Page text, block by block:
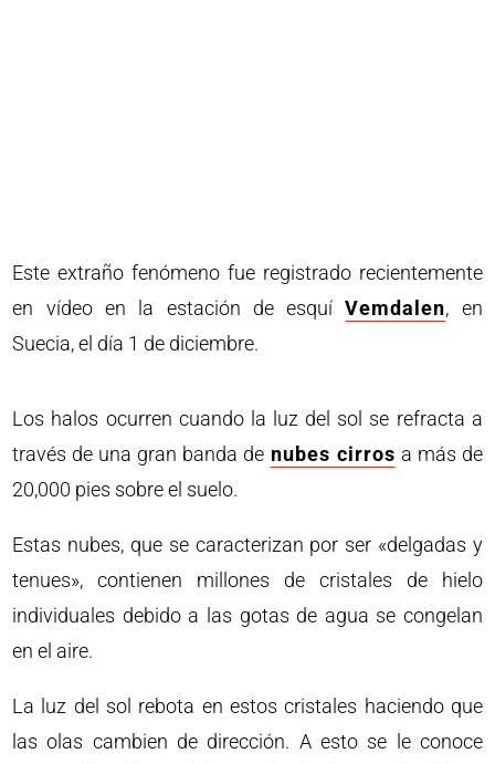
Este extraño fenómeno fue registrado recientemente
en vídeo en la estación de esquíVemdalen, en
Suecia, el día 1 de diciembre.
Los halos ocurren cuando la luz del sol se refracta a
través de una gran banda de nubes cirros a más de
20,000 pies sobre el suelo.
Estas nubes, que se caracterizan por ser «delgadas y
tenues», contienen millones de cristales de hielo
individuales debido a las gotas de agua se congelan
en el aire.
La luz del sol rebota en estos cristales haciendo que
las olas cambien de dirección. A esto se le conoce